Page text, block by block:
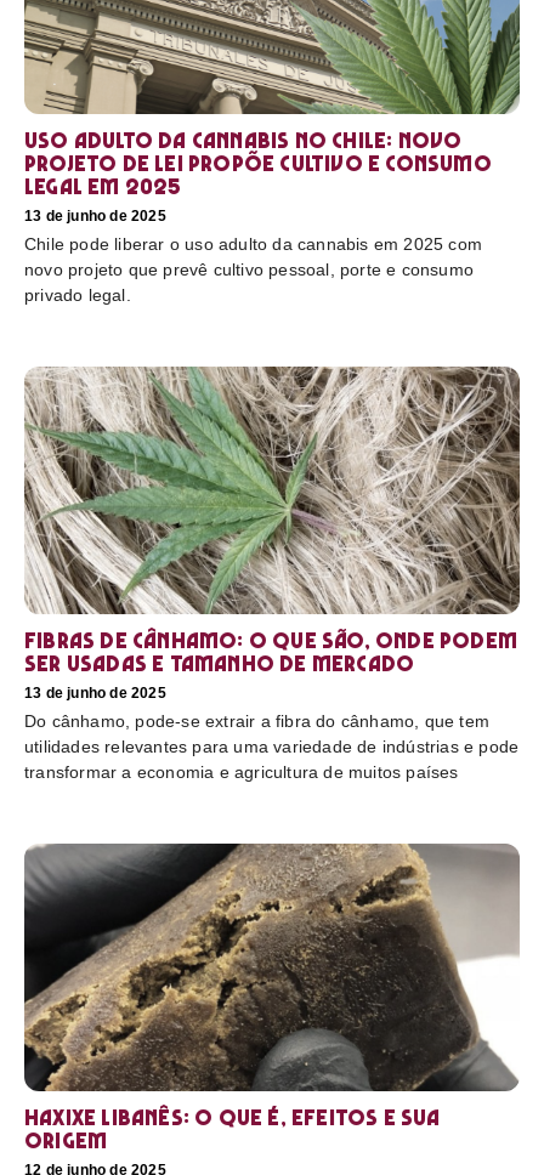
Uso adulto da cannabis no Chile: novo
projeto de lei propõe cultivo e consumo
legal em 2025
13 de junho de 2025
Chile pode liberar o uso adulto da cannabis em 2025 com
novo projeto que prevê cultivo pessoal, porte e consumo
privado legal.
Fibras de cânhamo: o que são, onde podem
ser usadas e tamanho de mercado
13 de junho de 2025
Do cânhamo, pode-se extrair a fibra do cânhamo, que tem
utilidades relevantes para uma variedade de indústrias e pode
transformar a economia e agricultura de muitos países
Haxixe libanês: O que é, efeitos e sua
origem
12 de junho de 2025